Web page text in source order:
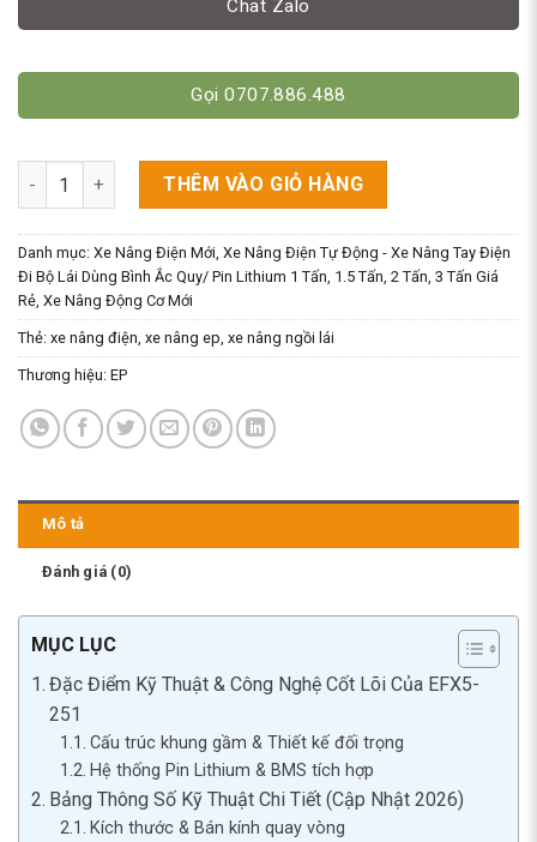
Chat Zalo
Gọi 0707.886.488
Xe Nâng Điện 2500kg Cao 5m Efx5-251 Hiệu Ep - Pin Lithium
THÊM VÀO GIỎ HÀNG
Danh mục: Xe Nâng Điện Mới, Xe Nâng Điện Tự Động - Xe Nâng Tay Điện
Đi Bộ Lái Dùng Bình Ắc Quy/ Pin Lithium 1 Tấn, 1.5 Tấn, 2 Tấn, 3 Tấn Giá
Rẻ, Xe Nâng Động Cơ Mới
Thẻ: xe nâng điện, xe nâng ep, xe nâng ngồi lái
Thương hiệu: EP
Mô tả
Đánh giá (0)
MỤC LỤC
Đặc Điểm Kỹ Thuật & Công Nghệ Cốt Lõi Của EFX5-
251
Cấu trúc khung gầm & Thiết kế đối trọng
Hệ thống Pin Lithium & BMS tích hợp
Bảng Thông Số Kỹ Thuật Chi Tiết (Cập Nhật 2026)
Kích thước & Bán kính quay vòng